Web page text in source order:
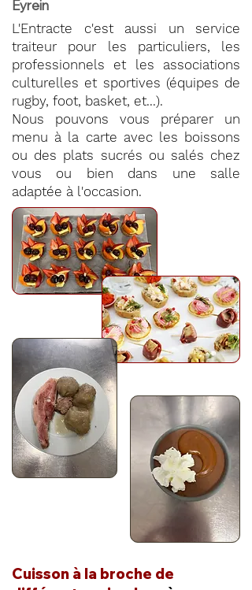
Eyrein
L'Entracte c'est aussi un service
traiteur pour les particuliers, les
professionnels et les associations
culturelles et sportives (équipes de
rugby, foot, basket, et...).
Nous pouvons vous préparer un
menu à la carte avec les boissons
ou des plats sucrés ou salés chez
vous ou bien dans une salle
adaptée à l'occasion.
Cuisson à la broche de